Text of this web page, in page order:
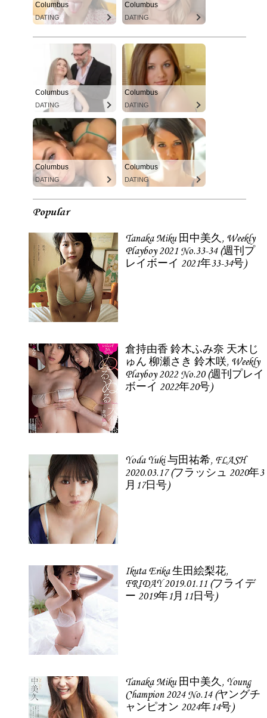
Columbus
DATING
Columbus
DATING
Columbus
DATING
Columbus
DATING
Columbus
DATING
Columbus
DATING
Popular
Tanaka Miku 田中美久, Weekly
Playboy 2021 No.33-34 (週刊プ
レイボーイ 2021年33-34号)
倉持由香 鈴木ふみ奈 天木じ
ゅん 柳瀬さき 鈴木咲, Weekly
Playboy 2022 No.20 (週刊プレイ
ボーイ 2022年20号)
Yoda Yuki 与田祐希, FLASH
2020.03.17 (フラッシュ 2020年3
月17日号)
Ikuta Erika 生田絵梨花,
FRIDAY 2019.01.11 (フライデ
ー 2019年1月11日号)
Tanaka Miku 田中美久, Young
Champion 2024 No.14 (ヤングチ
ャンピオン 2024年14号)